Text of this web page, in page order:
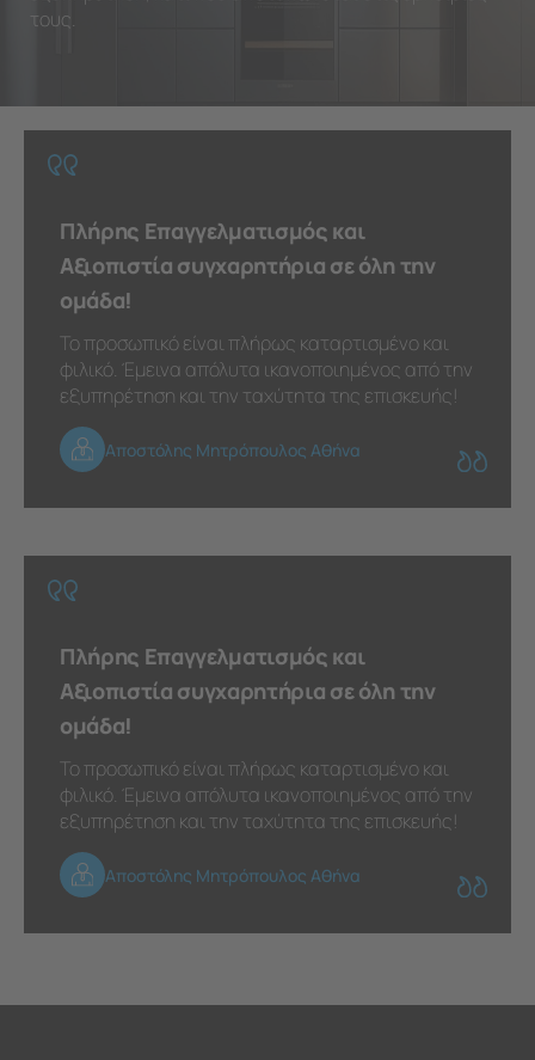
τους.
Πλήρης Επαγγελματισμός και
Αξιοπιστία συγχαρητήρια σε όλη την
ομάδα!
Το προσωπικό είναι πλήρως καταρτισμένο και
φιλικό. Έμεινα απόλυτα ικανοποιημένος από την
εξυπηρέτηση και την ταχύτητα της επισκευής!
Αποστόλης Μητρόπουλος Αθήνα
Πλήρης Επαγγελματισμός και
Αξιοπιστία συγχαρητήρια σε όλη την
ομάδα!
Το προσωπικό είναι πλήρως καταρτισμένο και
φιλικό. Έμεινα απόλυτα ικανοποιημένος από την
εξυπηρέτηση και την ταχύτητα της επισκευής!
Αποστόλης Μητρόπουλος Αθήνα